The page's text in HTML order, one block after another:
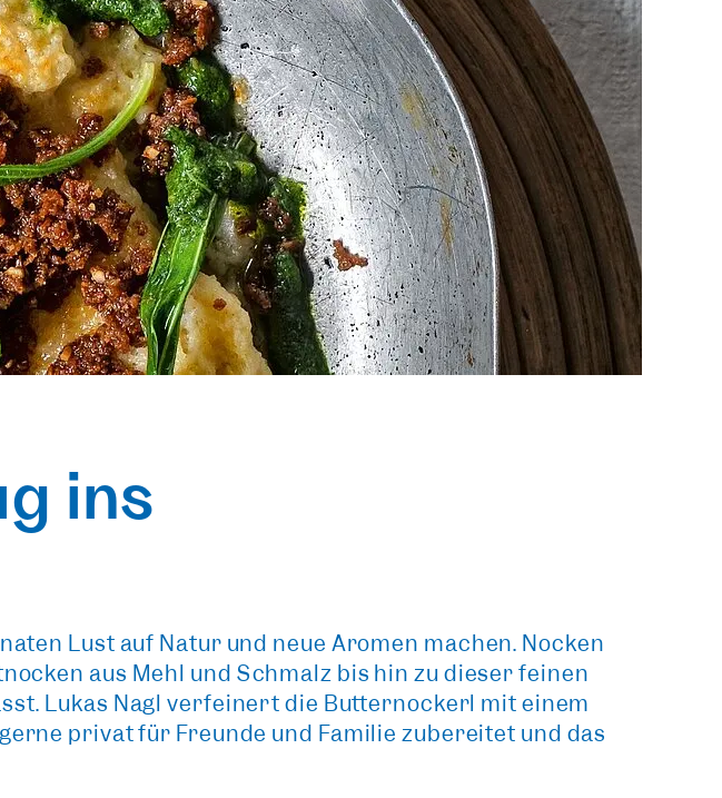
ins
Lust auf Natur und neue Aromen machen. Nocken
aus Mehl und Schmalz bis hin zu dieser feinen
Lukas Nagl verfeinert die Butternockerl mit einem
privat für Freunde und Familie zubereitet und das